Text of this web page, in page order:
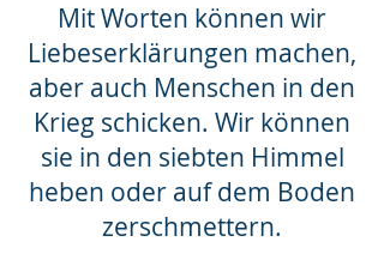
Mit Worten können wir
Liebeserklärungen machen,
aber auch Menschen in den
Krieg schicken. Wir können
sie in den siebten Himmel
heben oder auf dem Boden
zerschmettern.